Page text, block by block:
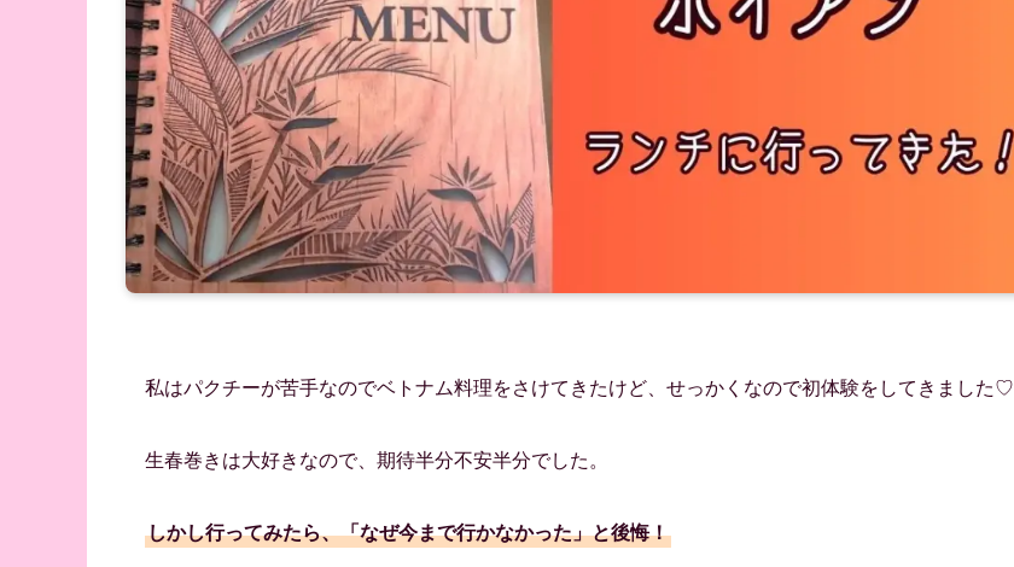
私はパクチーが苦手なのでベトナム料理をさけてきたけど、せっかくなので初体験をしてきました♡
生春巻きは大好きなので、期待半分不安半分でした。
しかし行ってみたら、「なぜ今まで行かなかった」と後悔！